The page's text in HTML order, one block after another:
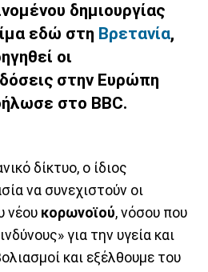
δημιουργίας
εδώ στη Βρετανία,
οι
στην Ευρώπη
στο BBC.
δίκτυο, o ίδιος
να συνεχιστούν οι
νέου κορωνοϊού, νόσου που
για την υγεία και
και εξέλθουμε του